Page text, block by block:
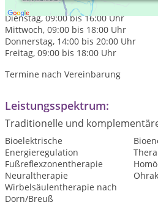
Montag, 09:00 bis 18:00 Uhr
Dienstag, 09:00 bis 16:00 Uhr
Mittwoch, 09:00 bis 18:00 Uhr
Donnerstag, 14:00 bis 20:00 Uhr
Freitag, 09:00 bis 18:00 Uhr
Termine nach Vereinbarung
Leistungsspektrum:
Traditionelle und
Bioelektrische
Energieregulation
Fußreflexzonentherapie
Neuraltherapie
Wirbelsäulentherapie nach
Dorn/Breuß